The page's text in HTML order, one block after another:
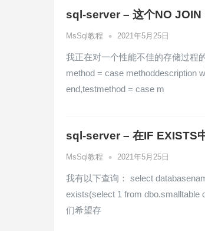
sql-server – 这个NO JOIN
MsSql教程 • 2021年5月25日
我正在对一个性能不佳的存储过程
method = case methoddescription
end,testmethod = case m
sql-server – 在IF EXISTS
MsSql教程 • 2021年5月25日
我有以下查询： select
exists(select 1 from
们希望存